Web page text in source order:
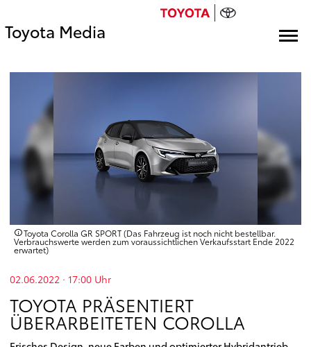
Toyota Media
Toyota Corolla GR SPORT (Das Fahrzeug ist noch nicht bestellbar.
Verbrauchswerte werden zum voraussichtlichen Verkaufsstart Ende 2022
erwartet)
02.06.2022 · 17:00 Uhr
TOYOTA PRÄSENTIERT
ÜBERARBEITETEN COROLLA